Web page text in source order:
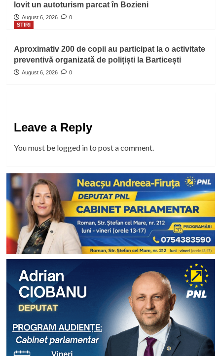
lovit un autoturism parcat în Bozieni
August 6, 2026
0
STIRI
Aproximativ 200 de copii au participat la o activitate
preventivă organizată de polițiști la Barticești
August 6, 2026 0
Leave a Reply
You must be logged into post a comment.